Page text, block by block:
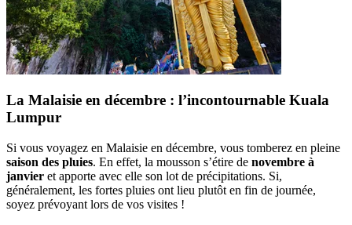
La Malaisie en décembre : l’incontournable Kuala
Lumpur
Si vous voyagez en Malaisie en décembre, vous tomberez en pleine
saison des pluies. En effet, la mousson s’étire de novembre à
janvier et apporte avec elle son lot de précipitations. Si,
généralement, les fortes pluies ont lieu plutôt en fin de journée,
soyez prévoyant lors de vos visites !